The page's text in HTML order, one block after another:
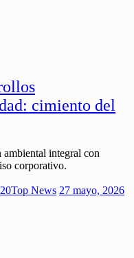
cimiento del
integral con
corporativo.
Top News 27 mayo, 2026